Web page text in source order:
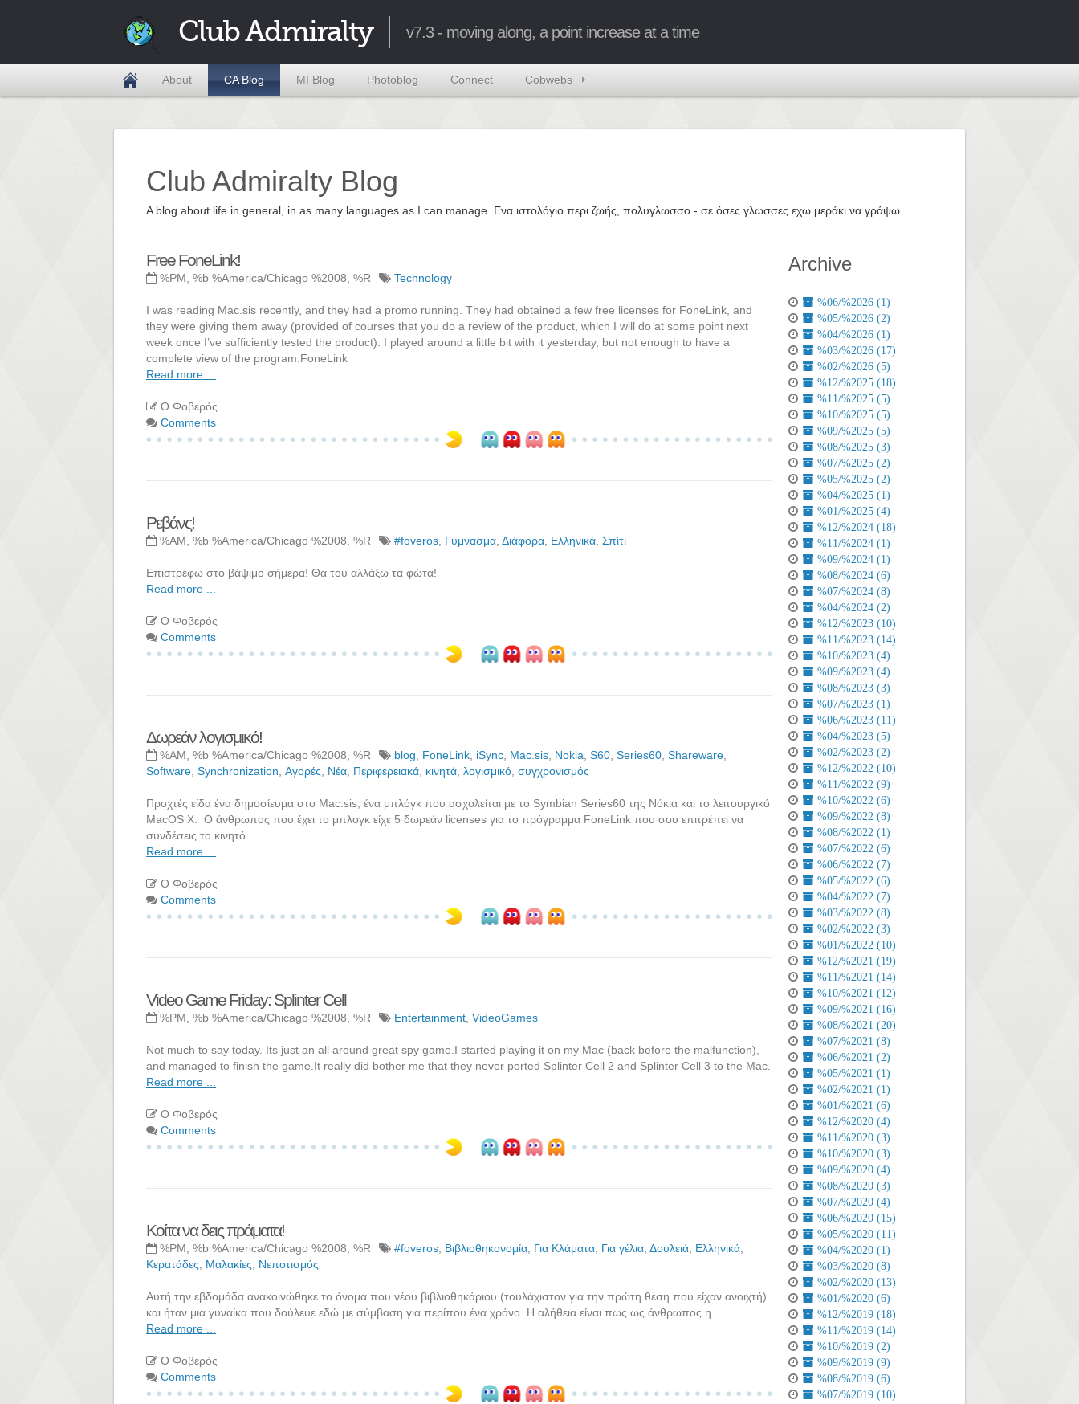
Club Admiralty v7.3 - moving along, a point increase at a time
About CA Blog MI Blog Photoblog Connect Cobwebs
Club Admiralty Blog
A blog about life in general, in as many languages as I can manage. Ενα ιστολόγιο περι ζωής, πολυγλωσσο - σε όσες γλωσσες εχω μεράκι να γράψω.
Free FoneLink!
%PM, %b %America/Chicago %2008, %R Technology
I was reading Mac.sis recently, and they had a promo running. They had obtained a few free licenses for FoneLink, and
they were giving them away (provided of courses that you do a review of the product, which I will do at some point next
week once I’ve sufficiently tested the product). I played around a little bit with it yesterday, but not enough to have a
complete view of the program.FoneLink
Read more ...
Ο Φοβερός
Comments
Ρεβάνς!
%AM, %b %America/Chicago %2008, %R #foveros Γύμνασμα Διάφορα Ελληνικά Σπίτι
Επιστρέφω στο βάψιμο σήμερα! Θα του αλλάξω τα φώτα!
Read more ...
Ο Φοβερός
Comments
Δωρεάν λογισμικό!
%AM, %b %America/Chicago %2008, %R blog FoneLink iSync Mac.sis Nokia S60 Series60 Shareware
Software Synchronization Αγορές Νέα Περιφερειακά κινητά λογισμικό συγχρονισμός
Προχτές είδα ένα δημοσίευμα στο Mac.sis, ένα μπλόγκ που ασχολείται με το Symbian Series60 της Νόκια και το λειτουργικό
MacOS X. Ο άνθρωπος που έχει το μπλογκ είχε 5 δωρεάν licenses για το πρόγραμμα FoneLink που σου επιτρέπει να
συνδέσεις το κινητό
Read more ...
Ο Φοβερός
Comments
Video Game Friday: Splinter Cell
%PM, %b %America/Chicago %2008, %R Entertainment VideoGames
Not much to say today. Its just an all around great spy game.I started playing it on my Mac (back before the malfunction),
and managed to finish the game.It really did bother me that they never ported Splinter Cell 2 and Splinter Cell 3 to the Mac.
Read more ...
Ο Φοβερός
Comments
Κοίτα να δεις πράματα!
%PM, %b %America/Chicago %2008, %R #foveros Βιβλιοθηκονομία Για Κλάματα Για γέλια Δουλειά Ελληνικά
Κερατάδες
Μαλακίες Νεποτισμός
Αυτή την εβδομάδα ανακοινώθηκε το όνομα που νέου βιβλιοθηκάριου (τουλάχιστον για την πρώτη θέση που είχαν ανοιχτή)
και ήταν μια γυναίκα που δούλευε εδώ με σύμβαση για περίπου ένα χρόνο. Η αλήθεια είναι πως ως άνθρωπος η
Read more ...
Ο Φοβερός
Comments
Archive
%06/%2026 (1)
%05/%2026 (2)
%04/%2026 (1)
%03/%2026 (17)
%02/%2026 (5)
%12/%2025 (18)
%11/%2025 (5)
%10/%2025 (5)
%09/%2025 (5)
%08/%2025 (3)
%07/%2025 (2)
%05/%2025 (2)
%04/%2025 (1)
%01/%2025 (4)
%12/%2024 (18)
%11/%2024 (1)
%09/%2024 (1)
%08/%2024 (6)
%07/%2024 (8)
%04/%2024 (2)
%12/%2023 (10)
%11/%2023 (14)
%10/%2023 (4)
%09/%2023 (4)
%08/%2023 (3)
%07/%2023 (1)
%06/%2023 (11)
%04/%2023 (5)
%02/%2023 (2)
%12/%2022 (10)
%11/%2022 (9)
%10/%2022 (6)
%09/%2022 (8)
%08/%2022 (1)
%07/%2022 (6)
%06/%2022 (7)
%05/%2022 (6)
%04/%2022 (7)
%03/%2022 (8)
%02/%2022 (3)
%01/%2022 (10)
%12/%2021 (19)
%11/%2021 (14)
%10/%2021 (12)
%09/%2021 (16)
%08/%2021 (20)
%07/%2021 (8)
%06/%2021 (2)
%05/%2021 (1)
%02/%2021 (1)
%01/%2021 (6)
%12/%2020 (4)
%11/%2020 (3)
%10/%2020 (3)
%09/%2020 (4)
%08/%2020 (3)
%07/%2020 (4)
%06/%2020 (15)
%05/%2020 (11)
%04/%2020 (1)
%03/%2020 (8)
%02/%2020 (13)
%01/%2020 (6)
%12/%2019 (18)
%11/%2019 (14)
%10/%2019 (2)
%09/%2019 (9)
%08/%2019 (6)
%07/%2019 (10)